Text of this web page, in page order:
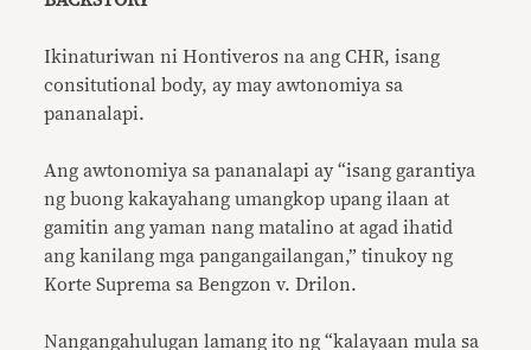
Ikinaturiwan ni Hontiveros na ang CHR, isang
consitutional body, ay may awtonomiya sa
pananalapi.
Ang awtonomiya sa pananalapi ay “isang garantiya
ng buong kakayahang umangkop upang ilaan at
gamitin ang yaman nang matalino at agad ihatid
ang kanilang mga pangangailangan,” tinukoy ng
Korte Suprema sa Bengzon v. Drilon.
Nangangahulugan lamang ito ng “kalayaan mula sa